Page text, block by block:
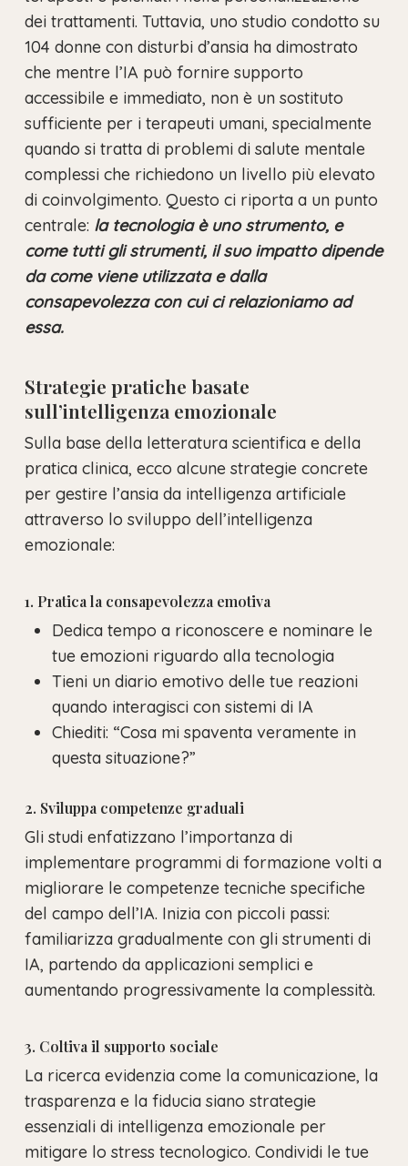
Nessun prodotto nel carrello.
dei trattamenti. Tuttavia, uno studio condotto su
104 donne con disturbi d’ansia ha dimostrato
che mentre l’IA può fornire supporto
accessibile e immediato, non è un sostituto
sufficiente per i terapeuti umani, specialmente
quando si tratta di problemi di salute mentale
complessi che richiedono un livello più elevato
di coinvolgimento. Questo ci riporta a un punto
centrale: la tecnologia è uno strumento, e
come tutti gli strumenti, il suo impatto dipende
da come viene utilizzata e dalla
consapevolezza con cui ci relazioniamo ad
essa.
Strategie pratiche basate
sull’intelligenza emozionale
Sulla base della letteratura scientifica e della
pratica clinica, ecco alcune strategie concrete
per gestire l’ansia da intelligenza artificiale
attraverso lo sviluppo dell’intelligenza
emozionale:
1. Pratica la consapevolezza emotiva
Dedica tempo a riconoscere e nominare le
tue emozioni riguardo alla tecnologia
Tieni un diario emotivo delle tue reazioni
quando interagisci con sistemi di IA
Chiediti: “Cosa mi spaventa veramente in
questa situazione?”
2. Sviluppa competenze graduali
Gli studi enfatizzano l’importanza di
implementare programmi di formazione volti a
migliorare le competenze tecniche specifiche
del campo dell’IA. Inizia con piccoli passi:
familiarizza gradualmente con gli strumenti di
IA, partendo da applicazioni semplici e
aumentando progressivamente la complessità.
3. Coltiva il supporto sociale
La ricerca evidenzia come la comunicazione, la
trasparenza e la fiducia siano strategie
essenziali di intelligenza emozionale per
mitigare lo stress tecnologico. Condividi le tue